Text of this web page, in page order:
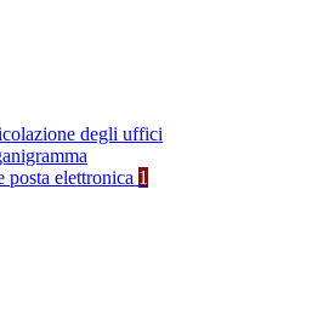
degli uffici
posta elettronica 1